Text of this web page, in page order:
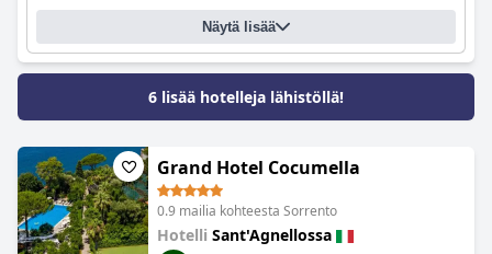
Näytä lisää
6 lisää hotelleja lähistöllä!
Grand Hotel Cocumella
0.9 mailia kohteesta Sorrento
Hotelli Sant'Agnellossa